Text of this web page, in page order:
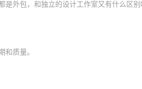
外包，和独立的设计工作室又有什么区别
和质量。